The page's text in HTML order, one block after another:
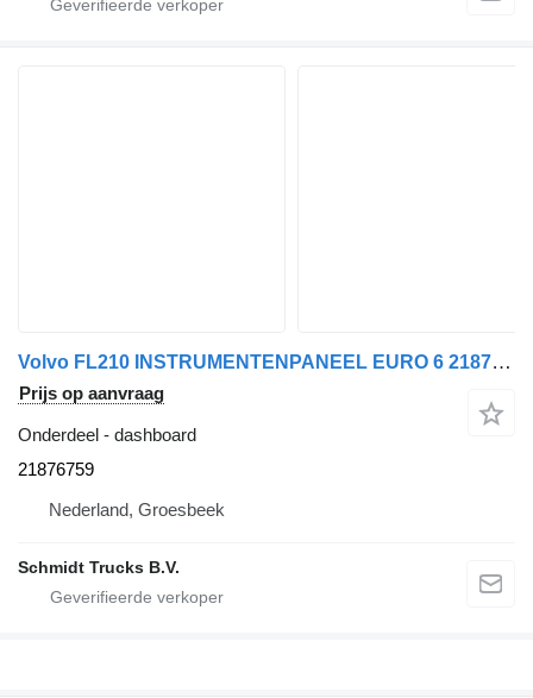
Volvo FL210 INSTRUMENTENPANEEL EURO 6 21876759 dashboard voor vrachtwagen
Prijs op aanvraag
Onderdeel - dashboard
21876759
Nederland, Groesbeek
Schmidt Trucks B.V.